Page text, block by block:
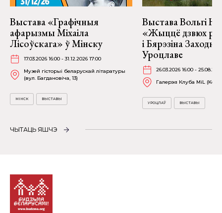
Выстава «Графічныя
афарызмы Міхаіла
Лісоўскага» ў Мінску
17.03.2026 16:00 - 31.12.2026 17:00
Музей гісторыі беларускай літаратуры
(вул. Багдановіча, 13)
МІНСК ВЫСТАВЫ
Выстава Вольгі
«Жыццё дзвюх
і Бярэзіна
Уроцлаве
26.03.2026 16:00 -
Галерэя Клуба MiL
УРОЦЛАЎ ВЫСТАВЫ
ЧЫТАЦЬ ЯШЧЭ